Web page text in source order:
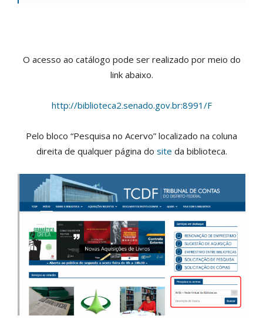
O acesso ao catálogo pode ser realizado por meio do
link abaixo.
http://biblioteca2.senado.gov.br:8991/F
Pelo bloco “Pesquisa no Acervo” localizado na coluna
direita de qualquer página do site da biblioteca.